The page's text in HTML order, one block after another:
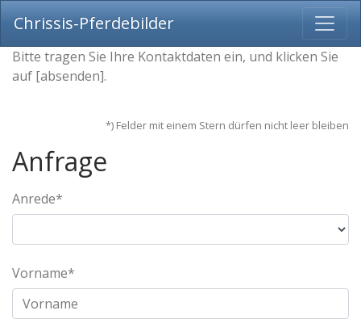
Chrissis-Pferdebilder
Bitte tragen Sie Ihre Kontaktdaten ein, und klicken Sie
auf [absenden].
*) Felder mit einem Stern dürfen nicht leer bleiben
Anfrage
Anrede*
Vorname*